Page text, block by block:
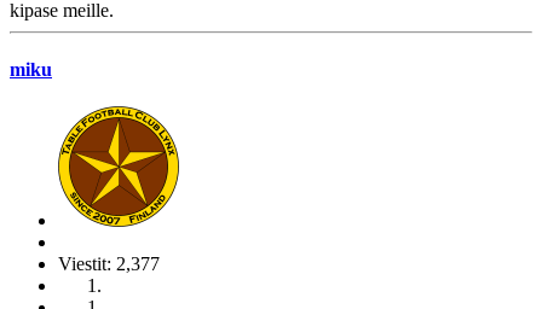
kipase meille.
miku
Viestit: 2,377